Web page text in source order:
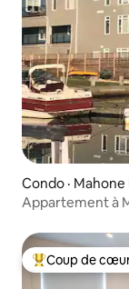
Condo · Mahone
Appartement à
Coup de cœur
Coup de